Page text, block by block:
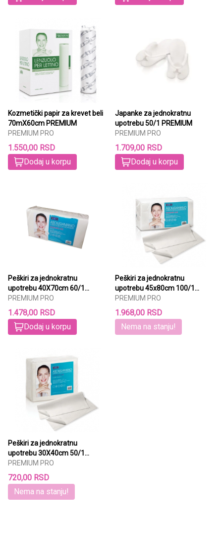
Kozmetički papir za krevet beli
70mX60cm PREMIUM
PREMIUM PRO
1.550,00 RSD
Dodaj u korpu
Japanke za jednokratnu
upotrebu 50/1 PREMIUM
PREMIUM PRO
1.709,00 RSD
Dodaj u korpu
Peškiri za jednokratnu
upotrebu 40X70cm 60/1
PREMIUM
PREMIUM PRO
1.478,00 RSD
Dodaj u korpu
Peškiri za jednokratnu
upotrebu 45x80cm 100/1
PREMIUM
PREMIUM PRO
1.968,00 RSD
Nema na stanju!
Peškiri za jednokratnu
upotrebu 30X40cm 50/1
PREMIUM
PREMIUM PRO
720,00 RSD
Nema na stanju!